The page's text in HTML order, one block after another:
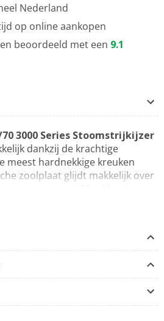
Nederland
op online aankopen
beoordeeld met een 9.1
70 3000 Series Stoomstrijkijzer
dankzij de krachtige
meest hardnekkige kreuken
zoolplaat glijdt makkelijk over
zonder bijvullen.
om kreuken
voor extra kracht
levert extra vermogen om